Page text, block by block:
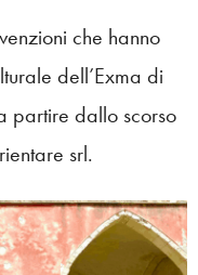
che hanno
dell’Exma di
partire dallo scorso
srl.